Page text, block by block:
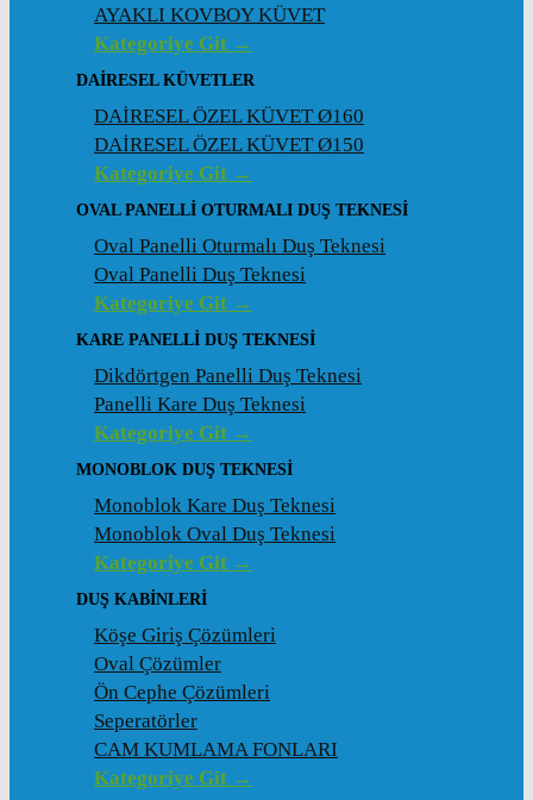
AYAKLI KOVBOY KÜVET
Kategoriye Git →
DAIRESEL KÜVETLER
DAİRESEL ÖZEL KÜVET Ø160
DAİRESEL ÖZEL KÜVET Ø150
Kategoriye Git →
OVAL PANELLI OTURMALI DUŞ TEKNESI
Oval Panelli Oturmalı Duş Teknesi
Oval Panelli Duş Teknesi
Kategoriye Git →
KARE PANELLI DUŞ TEKNESI
Dikdörtgen Panelli Duş Teknesi
Panelli Kare Duş Teknesi
Kategoriye Git →
MONOBLOK DUŞ TEKNESI
Monoblok Kare Duş Teknesi
Monoblok Oval Duş Teknesi
Kategoriye Git →
DUŞ KABINLERI
Köşe Giriş Çözümleri
Oval Çözümler
Ön Cephe Çözümleri
Seperatörler
CAM KUMLAMA FONLARI
Kategoriye Git →